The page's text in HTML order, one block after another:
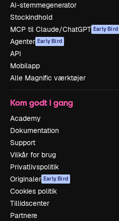
AI-stemmegenerator
Stockindhold
MCP til Claude/ChatGPT Early Bird
Agenter Early Bird
API
Mobilapp
Alle Magnific værktøjer
Kom godt i gang
Academy
Dokumentation
Support
Vilkår for brug
Privatlivspolitik
Originaler Early Bird
Cookies politik
Tillidscenter
Partnere